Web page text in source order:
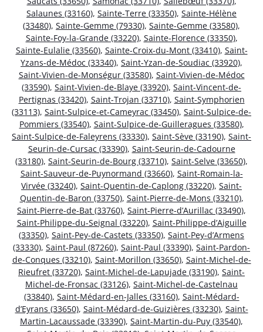
Salaunes (33160), Sainte-Terre (33350), Sainte-Hélène
(33480), Sainte-Gemme (79330), Sainte-Gemme (33580),
Sainte-Foy-la-Grande (33220), Sainte-Florence (33350),
Sainte-Eulalie (33560), Sainte-Croix-du-Mont (33410), Saint-
Yzans-de-Médoc (33340), Saint-Yzan-de-Soudiac (33920),
Saint-Vivien-de-Monségur (33580), Saint-Vivien-de-Médoc
(33590), Saint-Vivien-de-Blaye (33920), Saint-Vincent-de-
Pertignas (33420), Saint-Trojan (33710), Saint-Symphorien
(33113), Saint-Sulpice-et-Cameyrac (33450), Saint-Sulpice-de-
Pommiers (33540), Saint-Sulpice-de-Guilleragues (33580),
Saint-Sulpice-de-Faleyrens (33330), Saint-Sève (33190), Saint-
Seurin-de-Cursac (33390), Saint-Seurin-de-Cadourne
(33180), Saint-Seurin-de-Bourg (33710), Saint-Selve (33650),
Saint-Sauveur-de-Puynormand (33660), Saint-Romain-la-
Virvée (33240), Saint-Quentin-de-Caplong (33220), Saint-
Quentin-de-Baron (33750), Saint-Pierre-de-Mons (33210),
Saint-Pierre-de-Bat (33760), Saint-Pierre-d’Aurillac (33490),
Saint-Philippe-du-Seignal (33220), Saint-Philippe-d’Aiguille
(33350), Saint-Pey-de-Castets (33350), Saint-Pey-d’Armens
(33330), Saint-Paul (87260), Saint-Paul (33390), Saint-Pardon-
de-Conques (33210), Saint-Morillon (33650), Saint-Michel-de-
Rieufret (33720), Saint-Michel-de-Lapujade (33190), Saint-
Michel-de-Fronsac (33126), Saint-Michel-de-Castelnau
(33840), Saint-Médard-en-Jalles (33160), Saint-Médard-
d’Eyrans (33650), Saint-Médard-de-Guizières (33230), Saint-
Martin-Lacaussade (33390), Saint-Martin-du-Puy (33540),